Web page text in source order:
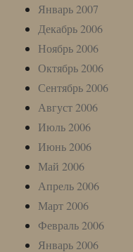
Январь 2007
Декабрь 2006
Ноябрь 2006
Октябрь 2006
Сентябрь 2006
Август 2006
Июль 2006
Июнь 2006
Май 2006
Апрель 2006
Март 2006
Февраль 2006
Январь 2006